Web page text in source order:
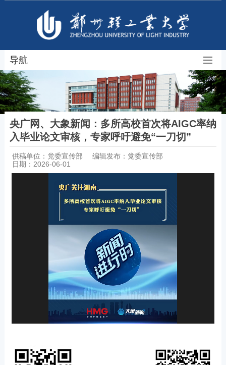
导航
央广网、大象新闻：多所高校首次将AIGC率纳
入毕业论文审核，专家呼吁避免“一刀切”
供稿单位：党委宣传部
编辑发布：党委宣传部
日期：2026-06-01